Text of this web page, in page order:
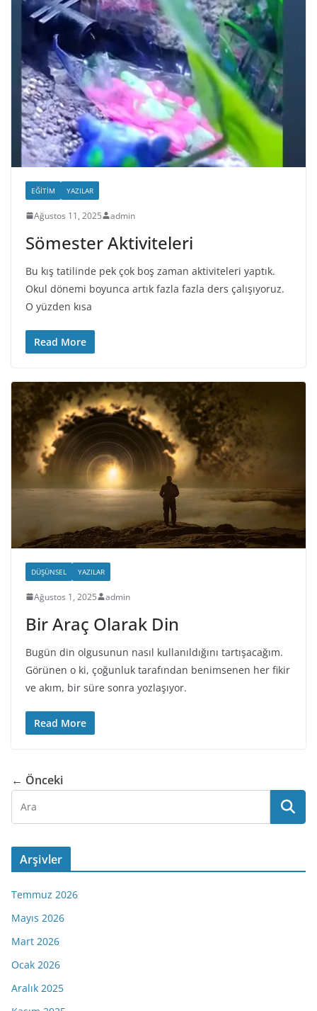
EĞITIM YAZILAR
Ağustos 11, 2025 admin
Sömester Aktiviteleri
Bu kış tatilinde pek çok boş zaman aktiviteleri yaptık.
Okul dönemi boyunca artık fazla fazla ders çalışıyoruz.
O yüzden kısa
Read More
DÜŞÜNSEL YAZILAR
Ağustos 1, 2025 admin
Bir Araç Olarak Din
Bugün din olgusunun nasıl kullanıldığını tartışacağım.
Görünen o ki, çoğunluk tarafından benimsenen her fikir
ve akım, bir süre sonra yozlaşıyor.
Read More
← Önceki
Arşivler
Temmuz 2026
Mayıs 2026
Mart 2026
Ocak 2026
Aralık 2025